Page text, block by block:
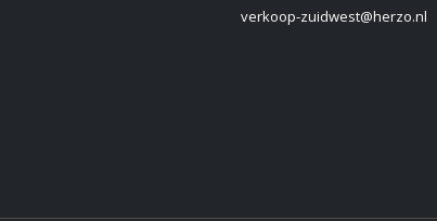
verkoop-zuidwest@herzo.nl